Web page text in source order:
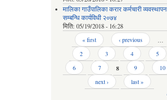
मालिका गाउँपालिका करार कर्मचारी व्यवस्थापन
सम्बन्धि कार्यविधी २०७४
मिति: 05/19/2018 - 16:28
Pages « first ‹ previous
…
2
3 4
5
6
7 8 9
10
next ›
last »